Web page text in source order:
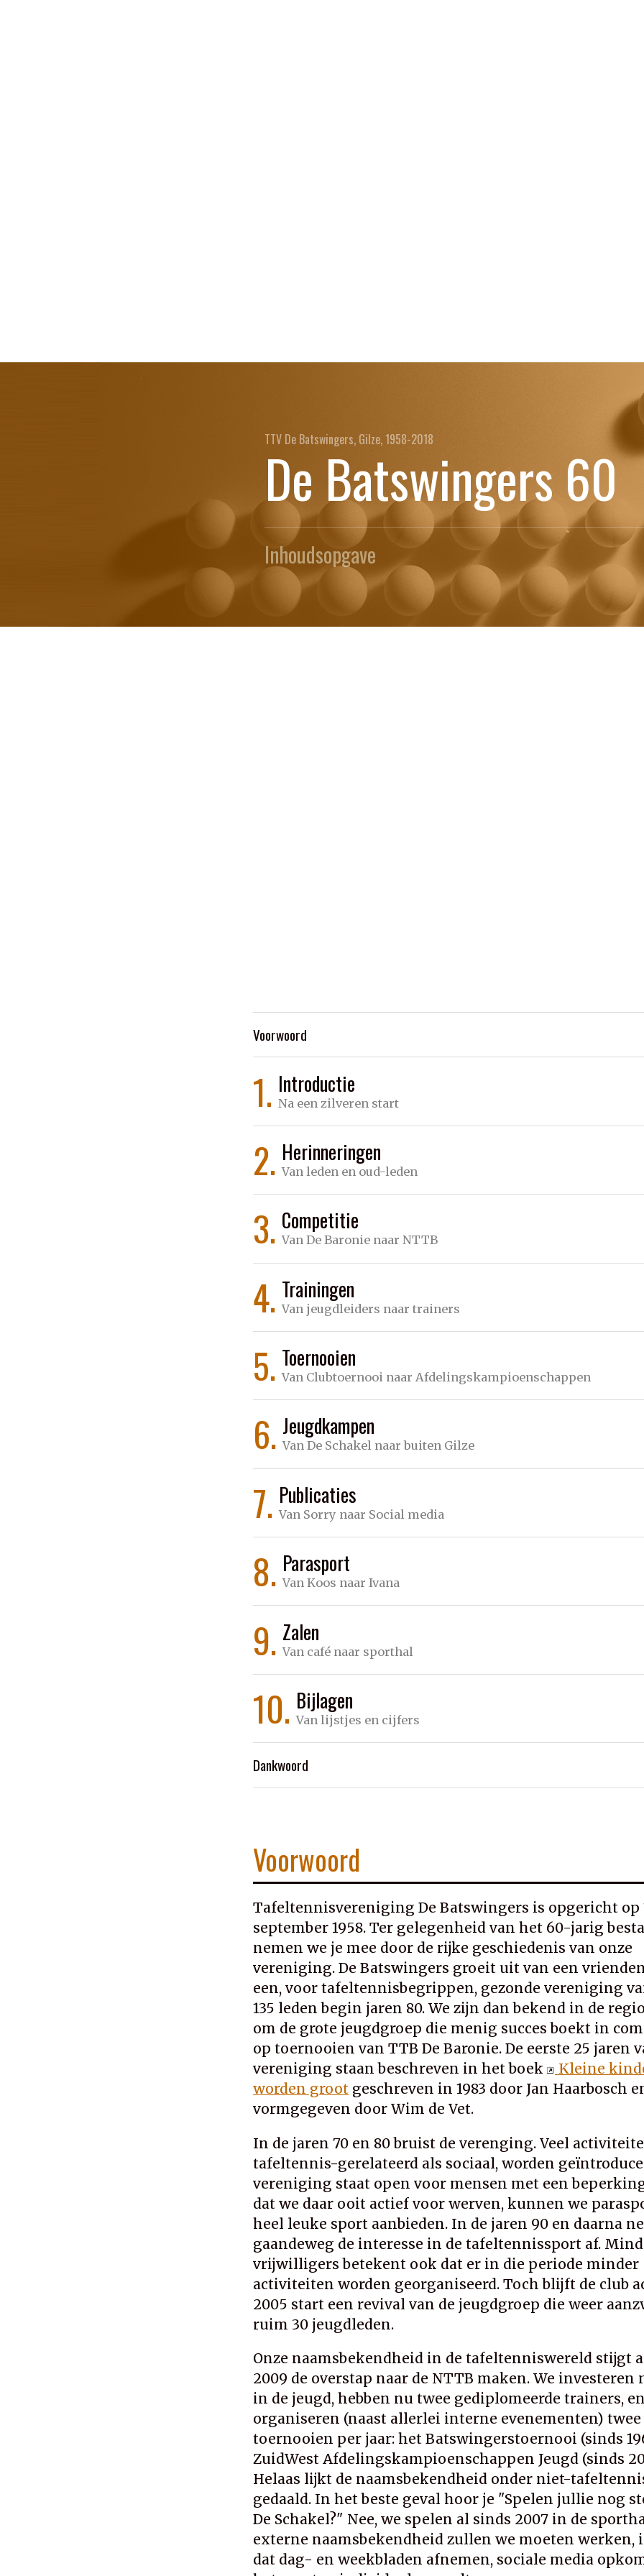
TTV De Batswingers, Gilze, 1958-2018
De Batswingers 60
Inhoudsopgave
Voorwoord
1. Introductie
Na een zilveren start
2. Herinneringen
Van leden en oud-leden
3. Competitie
Van De Baronie naar NTTB
4. Trainingen
Van jeugdleiders naar trainers
5. Toernooien
Van Clubtoernooi naar Afdelingskampioenschappen
6. Jeugdkampen
Van De Schakel naar buiten Gilze
7. Publicaties
Van Sorry naar Social media
8. Parasport
Van Koos naar Ivana
9. Zalen
Van café naar sporthal
10. Bijlagen
Van lijstjes en cijfers
Dankwoord
Voorwoord
Tafeltennisvereniging De Batswingers is opgericht op
september 1958. Ter gelegenheid van het 60-jarig
nemen we je mee door de rijke geschiedenis van onze
vereniging. De Batswingers groeit uit van een
een, voor tafeltennisbegrippen, gezonde vereniging
135 leden begin jaren 80. We zijn dan bekend in de
om de grote jeugdgroep die menig succes boekt in
op toernooien van TTB De Baronie. De eerste 25 jaren
vereniging staan beschreven in het boek
Kleine
worden groot geschreven in 1983 door Jan Haarbosch
vormgegeven door Wim de Vet.
In de jaren 70 en 80 bruist de verenging. Veel
tafeltennis-gerelateerd als sociaal, worden
vereniging staat open voor mensen met een
dat we daar ooit actief voor werven, kunnen we
heel leuke sport aanbieden. In de jaren 90 en daarna
gaandeweg de interesse in de tafeltennissport af.
vrijwilligers betekent ook dat er in die periode minder
activiteiten worden georganiseerd. Toch blijft de club
2005 start een revival van de jeugdgroep die weer
ruim 30 jeugdleden.
Onze naamsbekendheid in de tafeltenniswereld stijgt
2009 de overstap naar de NTTB maken. We investeren
in de jeugd, hebben nu twee gediplomeerde trainers, en
organiseren (naast allerlei interne evenementen) twee
toernooien per jaar: het Batswingerstoernooi (sinds
ZuidWest Afdelingskampioenschappen Jeugd (sinds
Helaas lijkt de naamsbekendheid onder niet-
gedaald. In het beste geval hoor je "Spelen jullie nog
De Schakel?" Nee, we spelen al sinds 2007 in de
externe naamsbekendheid zullen we moeten werken,
dat dag- en weekbladen afnemen, sociale media